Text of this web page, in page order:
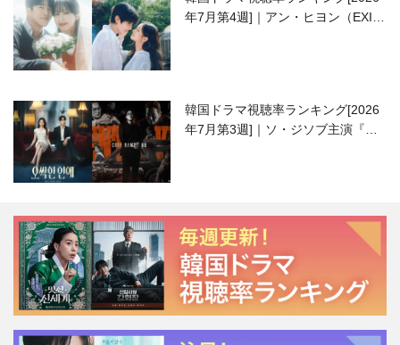
年7月第4週]｜アン・ヒヨン（EXID
韓国ドラマ視聴率ランキング[2026
年7月第3週]｜ソ・ジソブ主演『エ